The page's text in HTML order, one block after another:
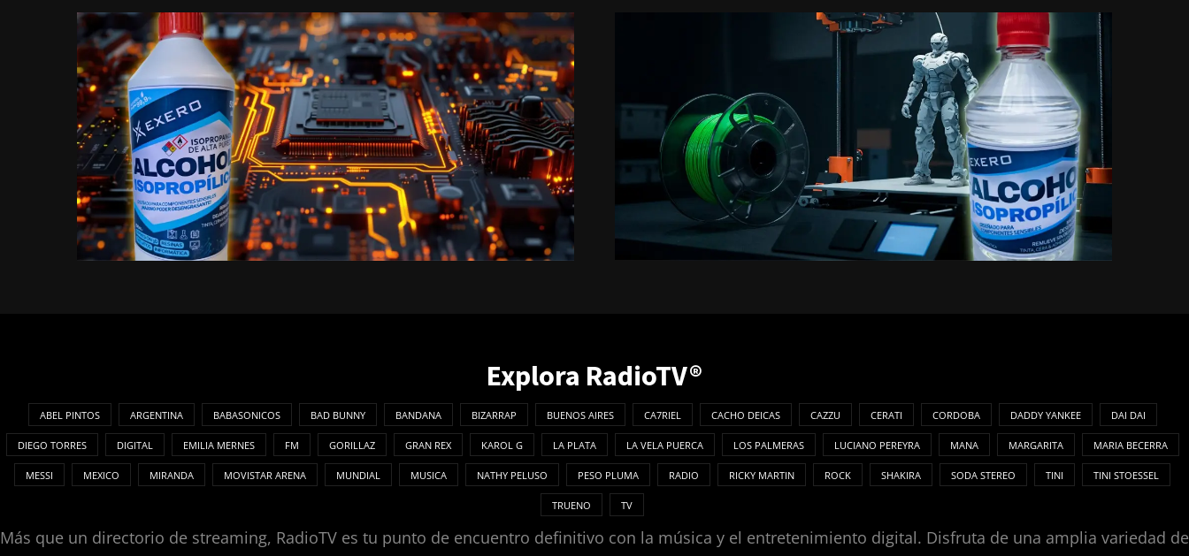
Explora RadioTV®
ABEL PINTOS ARGENTINA BABASONICOS BAD BUNNY BANDANA BIZARRAP BUENOS AIRES CA7RIEL CACHO DEICAS CAZZU CERATI CORDOBA DADDY YANKEE DAI DAI
DIEGO TORRES DIGITAL EMILIA MERNES FM GORILLAZ GRAN REX KAROL G LA PLATA LA VELA PUERCA LOS PALMERAS LUCIANO PEREYRA MANA MARGARITA MARIA BECERRA
MESSI MEXICO MIRANDA MOVISTAR ARENA MUNDIAL MUSICA NATHY PELUSO PESO PLUMA RADIO RICKY MARTIN ROCK SHAKIRA SODA STEREO TINI TINI STOESSEL
TRUENO TV
Más que un directorio de streaming, RadioTV es tu punto de encuentro definitivo con la música y el entretenimiento digital. Disfruta de una amplia variedad de